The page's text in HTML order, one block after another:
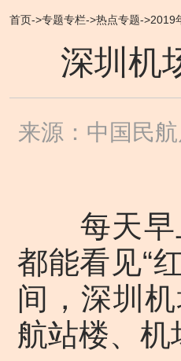
首页->专题专栏->热点专题->2019
深圳机
来源：中国民
每天早上
都能看见“
间，深圳
航站楼、